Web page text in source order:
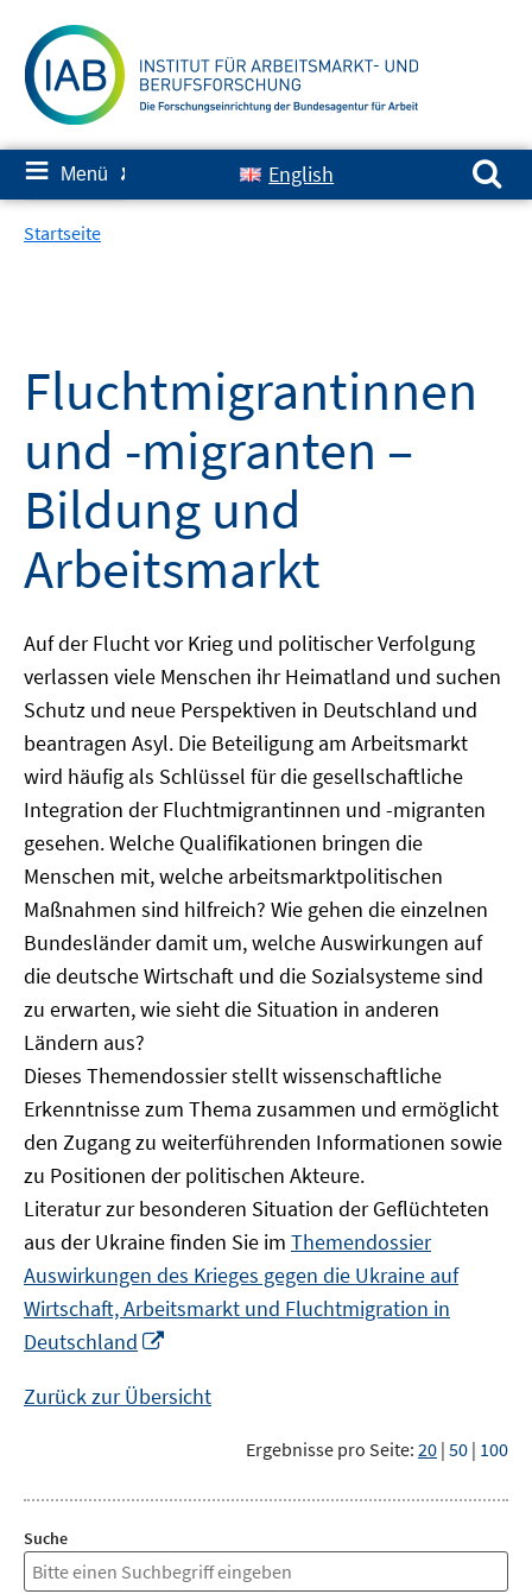
zum
Inhalt
≡ Menü ✘ English
Suchen nach:
Startseite
Fluchtmigrantinnen
und -migranten –
Bildung und
Arbeitsmarkt
Auf der Flucht vor Krieg und politischer Verfolgung
verlassen viele Menschen ihr Heimatland und suchen
Schutz und neue Perspektiven in Deutschland und
beantragen Asyl. Die Beteiligung am Arbeitsmarkt
wird häufig als Schlüssel für die gesellschaftliche
Integration der Fluchtmigrantinnen und -migranten
gesehen. Welche Qualifikationen bringen die
Menschen mit, welche arbeitsmarktpolitischen
Maßnahmen sind hilfreich? Wie gehen die einzelnen
Bundesländer damit um, welche Auswirkungen auf
die deutsche Wirtschaft und die Sozialsysteme sind
zu erwarten, wie sieht die Situation in anderen
Ländern aus?
Dieses Themendossier stellt wissenschaftliche
Erkenntnisse zum Thema zusammen und ermöglicht
den Zugang zu weiterführenden Informationen sowie
zu Positionen der politischen Akteure.
Literatur zur besonderen Situation der Geflüchteten
aus der Ukraine finden Sie im Themendossier
Auswirkungen des Krieges gegen die Ukraine auf
Wirtschaft, Arbeitsmarkt und Fluchtmigration in
Deutschland
Fenster
Zurück zur Übersicht
Ergebnisse pro Seite: 20 | 50 | 100
Suche